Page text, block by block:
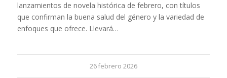
lanzamientos de novela histórica de febrero, con títulos
que confirman la buena salud del género y la variedad de
enfoques que ofrece. Llevará…
26 febrero 2026